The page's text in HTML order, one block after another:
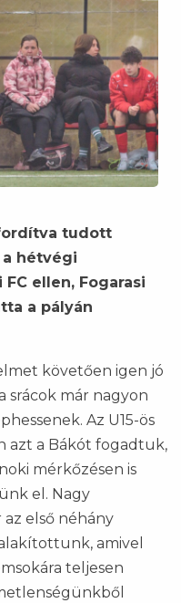
tudott
a hétvégi
ellen, Fogarasi
a pályán
követően igen jó
srácok már nagyon
Az U15-ös
azt a Bákót fogadtuk,
mérkőzésen is
el. Nagy
első néhány
amivel
teljesen